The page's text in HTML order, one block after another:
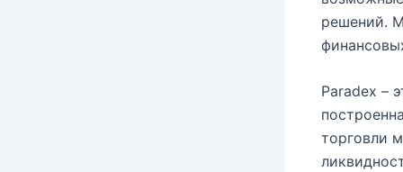
решений.
Paradex –
торговли